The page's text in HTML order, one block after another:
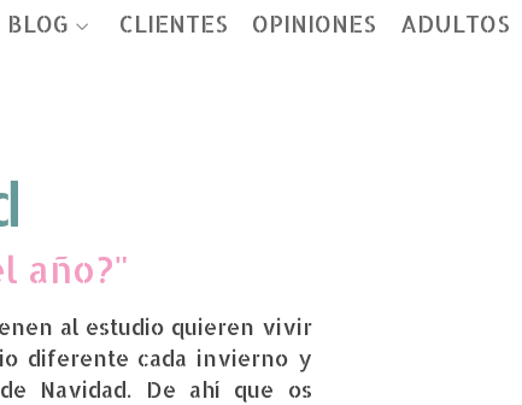
BLOG CLIENTES OPINIONES ADULTOS
año?"
al estudio quieren vivir
diferente cada invierno y
Navidad. De ahí que os